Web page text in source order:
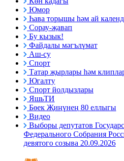
Юмор
Һава торышы һәм ай
Сорау-җавап
Бу кызык!
Файдалы мәгълүмат
Аш-су
Спорт
Татар җырлары һәм
Югалту
Спорт йолдызлары
ЯшьТИ
Бөек Җиңүнең 80 еллыгы
Видео
Выборы депутатов
Федерального Собрания
девятого созыва 20.09.2026